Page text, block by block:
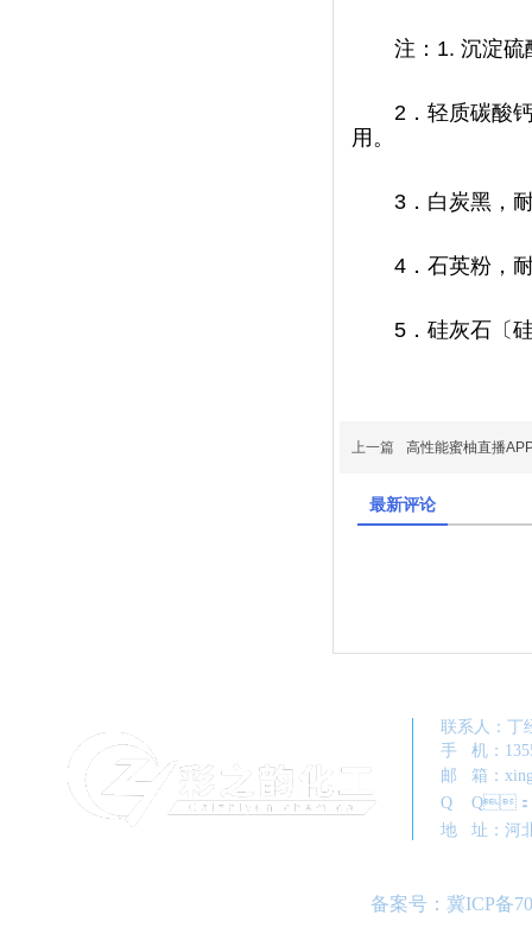
注：1. 沉淀硫
2 ．轻质碳酸钙
用。
3 ．白炭黑，
4 ．石英粉，耐
5 ．硅灰石〔硅
上一篇 高性能蜜柚直播APP
最新评论
联系人
手 机：
邮 箱：
Q Q：
地 址：
备案号： 冀ICP备